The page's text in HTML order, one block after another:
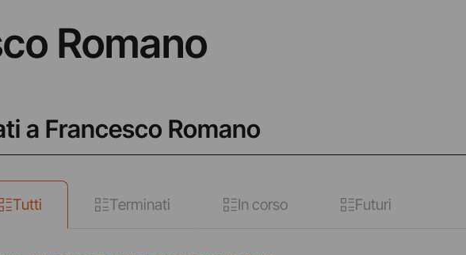
Romano
a Francesco Romano
Tutti Terminati In corso Futuri